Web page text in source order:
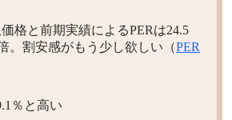
格と前期実績によるPERは24.5
。割安感がもう少し欲しい（PER
％と高い